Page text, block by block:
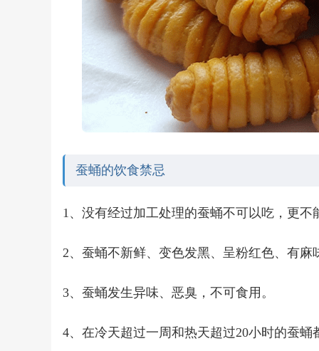
蚕蛹的饮食禁忌
1、没有经过加工处理的蚕蛹不可以吃，更不
2、蚕蛹不新鲜、变色发黑、呈粉红色、有麻
3、蚕蛹发生异味、恶臭，不可食用。
4、在冷天超过一周和热天超过20小时的蚕蛹